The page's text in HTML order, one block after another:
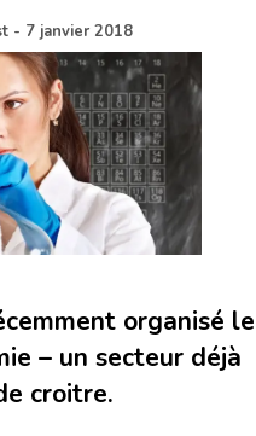
- 7 janvier 2018
organisé le
– un secteur déjà
croitre.